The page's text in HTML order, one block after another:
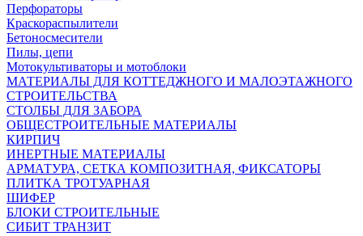
Перфораторы
Краскораспылители
Бетоносмесители
Пилы, цепи
Мотокультиваторы и мотоблоки
МАТЕРИАЛЫ ДЛЯ КОТТЕДЖНОГО И МАЛОЭТАЖНОГО
СТРОИТЕЛЬСТВА
СТОЛБЫ ДЛЯ ЗАБОРА
ОБЩЕСТРОИТЕЛЬНЫЕ МАТЕРИАЛЫ
КИРПИЧ
ИНЕРТНЫЕ МАТЕРИАЛЫ
АРМАТУРА, СЕТКА КОМПОЗИТНАЯ, ФИКСАТОРЫ
ПЛИТКА ТРОТУАРНАЯ
ШИФЕР
БЛОКИ СТРОИТЕЛЬНЫЕ
СИБИТ ТРАНЗИТ